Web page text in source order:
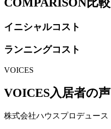
COMPARISON 比較
イニシャルコスト
ランニングコスト
VOICES
VOICES入居者の声
株式会社ハウスプロデュース